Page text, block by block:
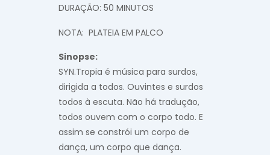
DURAÇÃO: 50 MINUTOS
NOTA: PLATEIA EM PALCO
Sinopse:
SYN.Tropia é música para surdos,
dirigida a todos. Ouvintes e surdos
todos à escuta. Não há tradução,
todos ouvem com o corpo todo. E
assim se constrói um corpo de
dança, um corpo que dança.